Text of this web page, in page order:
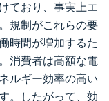
ており、事実上エ
規制がこれらの要
時間が増加するた
消費者は高額な電
ルギー効率の高い
。したがって、効